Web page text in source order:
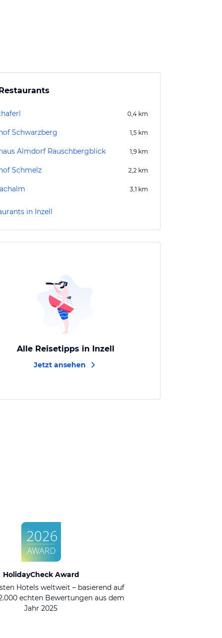
0,4 km
Schwarzberg 1,5 km
Almdorf Rauschbergblick 1,9 km
Schmelz 2,2 km
3,1 km
in Inzell
Alle Reisetipps in Inzell
Jetzt ansehen
HolidayCheck Award
Hotels weltweit – basierend auf
echten Bewertungen aus dem
Jahr 2025